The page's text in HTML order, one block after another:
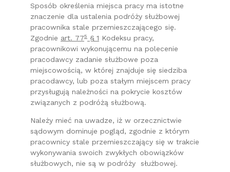
Sposób określenia miejsca pracy ma istotne
znaczenie dla ustalenia podróży służbowej
pracownika stale przemieszczającego się.
Zgodnie art. 775 § 1 Kodeksu pracy,
pracownikowi wykonującemu na polecenie
pracodawcy zadanie służbowe poza
miejscowością, w której znajduje się siedziba
pracodawcy, lub poza stałym miejscem pracy
przysługują należności na pokrycie kosztów
związanych z podróżą służbową.
Należy mieć na uwadze, iż w orzecznictwie
sądowym dominuje pogląd, zgodnie z którym
pracownicy stale przemieszczający się w trakcie
wykonywania swoich zwykłych obowiązków
służbowych, nie są w podróży służbowej.